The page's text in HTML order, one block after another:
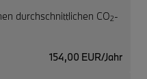
durchschnittlichen CO2-
154,00 EUR/Jahr